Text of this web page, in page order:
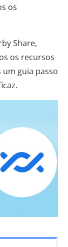
os
Share,
os recursos
guia passo